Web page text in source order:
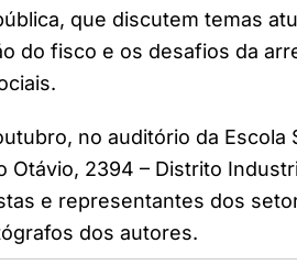
que discutem temas
do fisco e os desafios da
no auditório da Escola
Otávio, 2394 – Distrito
e representantes dos
dos autores.